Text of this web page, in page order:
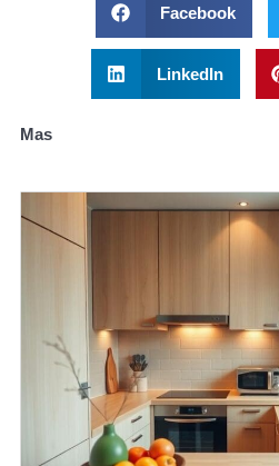
Facebook
LinkedIn
Mas